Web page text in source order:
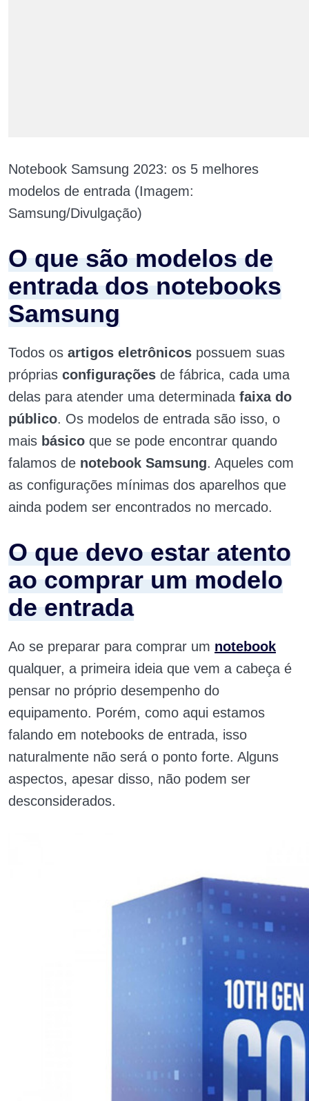
Notebook Samsung 2023: os 5 melhores
modelos de entrada (Imagem:
Samsung/Divulgação)
O que são modelos de
entrada dos notebooks
Samsung
Todos os artigos eletrônicos possuem suas
próprias configurações de fábrica, cada uma
delas para atender uma determinada faixa do
público. Os modelos de entrada são isso, o
mais básico que se pode encontrar quando
falamos de notebook Samsung. Aqueles com
as configurações mínimas dos aparelhos que
ainda podem ser encontrados no mercado.
O que devo estar atento
ao comprar um modelo
de entrada
Ao se preparar para comprar um notebook
qualquer, a primeira ideia que vem a cabeça é
pensar no próprio desempenho do
equipamento. Porém, como aqui estamos
falando em notebooks de entrada, isso
naturalmente não será o ponto forte. Alguns
aspectos, apesar disso, não podem ser
desconsiderados.